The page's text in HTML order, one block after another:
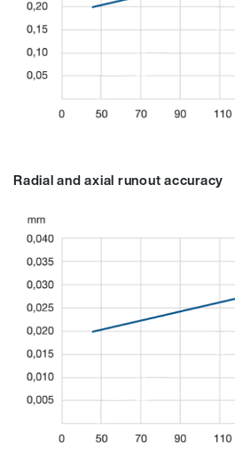
Radial and axial runout accuracy